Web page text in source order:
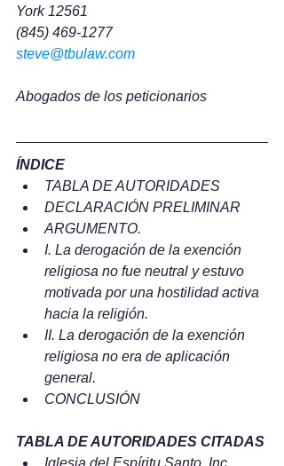
York 12561
(845) 469-1277
steve@tbulaw.com
Abogados de los peticionarios
ÍNDICE
TABLA DE AUTORIDADES
DECLARACIÓN PRELIMINAR
ARGUMENTO.
I. La derogación de la exención
religiosa no fue neutral y estuvo
motivada por una hostilidad activa
hacia la religión.
II. La derogación de la exención
religiosa no era de aplicación
general.
CONCLUSIÓN
TABLA DE AUTORIDADES CITADAS